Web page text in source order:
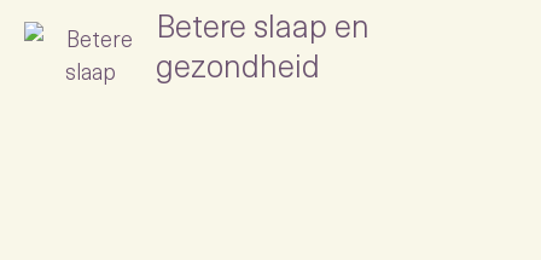
Betere slaap en
gezondheid